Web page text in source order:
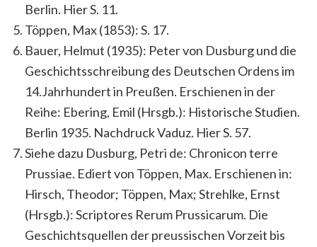
Berlin. Hier S. 11.
Töppen, Max (1853): S. 17.
Bauer, Helmut (1935): Peter von Dusburg und die
Geschichtsschreibung des Deutschen Ordens im
14.Jahrhundert in Preußen. Erschienen in der
Reihe: Ebering, Emil (Hrsgb.): Historische Studien.
Berlin 1935. Nachdruck Vaduz. Hier S. 57.
Siehe dazu Dusburg, Petri de: Chronicon terre
Prussiae. Ediert von Töppen, Max. Erschienen in:
Hirsch, Theodor; Töppen, Max; Strehlke, Ernst
(Hrsgb.): Scriptores Rerum Prussicarum. Die
Geschichtsquellen der preussischen Vorzeit bis